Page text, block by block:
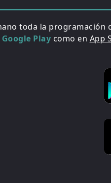
toda la
Google Play como en App